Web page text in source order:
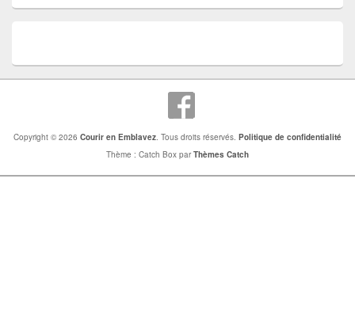
Copyright © 2026 Courir en Emblavez . Tous droits réservés. Politique de confidentialité
Thème : Catch Box parThèmes Catch